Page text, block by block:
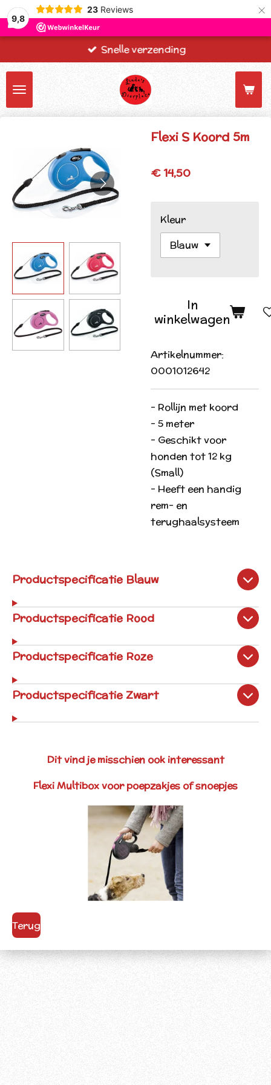
9,8
23 Reviews ×
Snelle verzending
Flexi S Koord 5m
€ 14,50
Kleur
In
winkelwagen
Artikelnummer:
0001012642
- Rollijn met koord
- 5 meter
- Geschikt voor
honden tot 12 kg
(Small)
- Heeft een handig
rem- en
terughaalsysteem
Productspecificatie Blauw
Productspecificatie Rood
Productspecificatie Roze
Productspecificatie Zwart
Dit vind je misschien ook interessant
Flexi Multibox voor poepzakjes of snoepjes
Terug